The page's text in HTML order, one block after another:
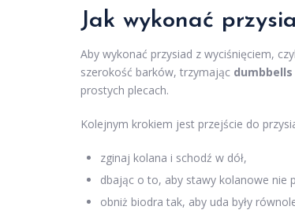
Jak wykonać
Aby wykonać przysiad z wyciśnięciem,
szerokość barków, trzymając dumbbells
prostych plecach.
Kolejnym krokiem jest przejście do
zginaj kolana i schodź w dół,
dbając o to, aby stawy kolanowe nie
obniż biodra tak, aby uda były